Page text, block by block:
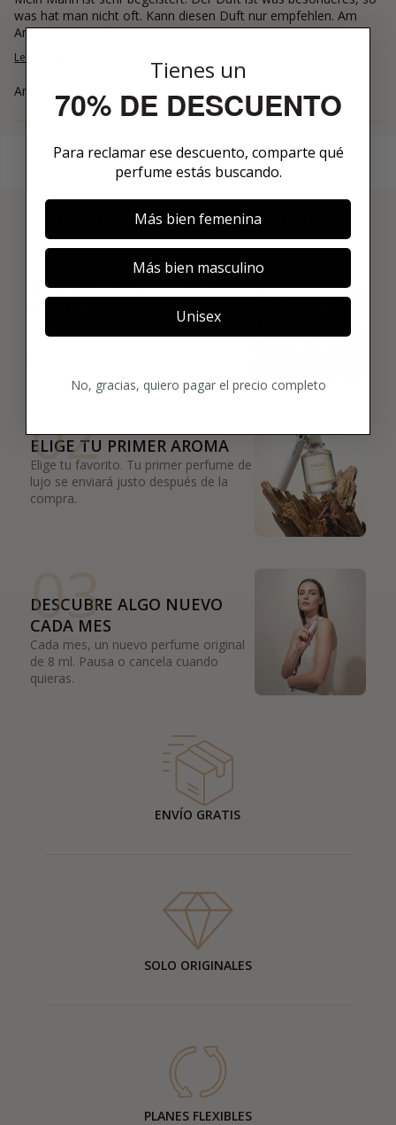
was hat man nicht oft. Kann diesen Duft nur empfehlen. Am
Anfang etwas gewöhnungsbedü...
Leer más
Annemarie
3 PASOS PARA HACERTE MIEMBRO
01
ENCUENTRA LO QUE TE
Explora más de 600 fragancias nicho y
02
ELIGE TU PRIMER AROMA
Elige tu favorito. Tu primer perfume de
lujo se enviará justo después de la
compra.
03
DESCUBRE ALGO NUEVO
CADA MES
Cada mes, un nuevo perfume original
de 8 ml. Pausa o cancela cuando
quieras.
ENVÍO GRATIS
SOLO ORIGINALES
PLANES FLEXIBLES
Tienes un
70% DE DESCUENTO
Para reclamar ese descuento, comparte qué
perfume estás buscando.
Más bien femenina
Más bien masculino
Unisex
No, gracias, quiero pagar el precio completo